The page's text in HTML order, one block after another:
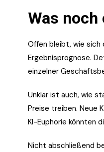
Was
Offen bleibt, wie sich
Ergebnisprognose.
einzelner
Unklar ist auch, wie
Preise treiben. Neue
KI-Euphorie könnten
Nicht abschließend